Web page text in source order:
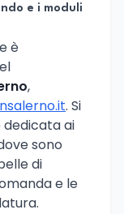
e i moduli
è
,
. Si
dedicata ai
sono
di
e le